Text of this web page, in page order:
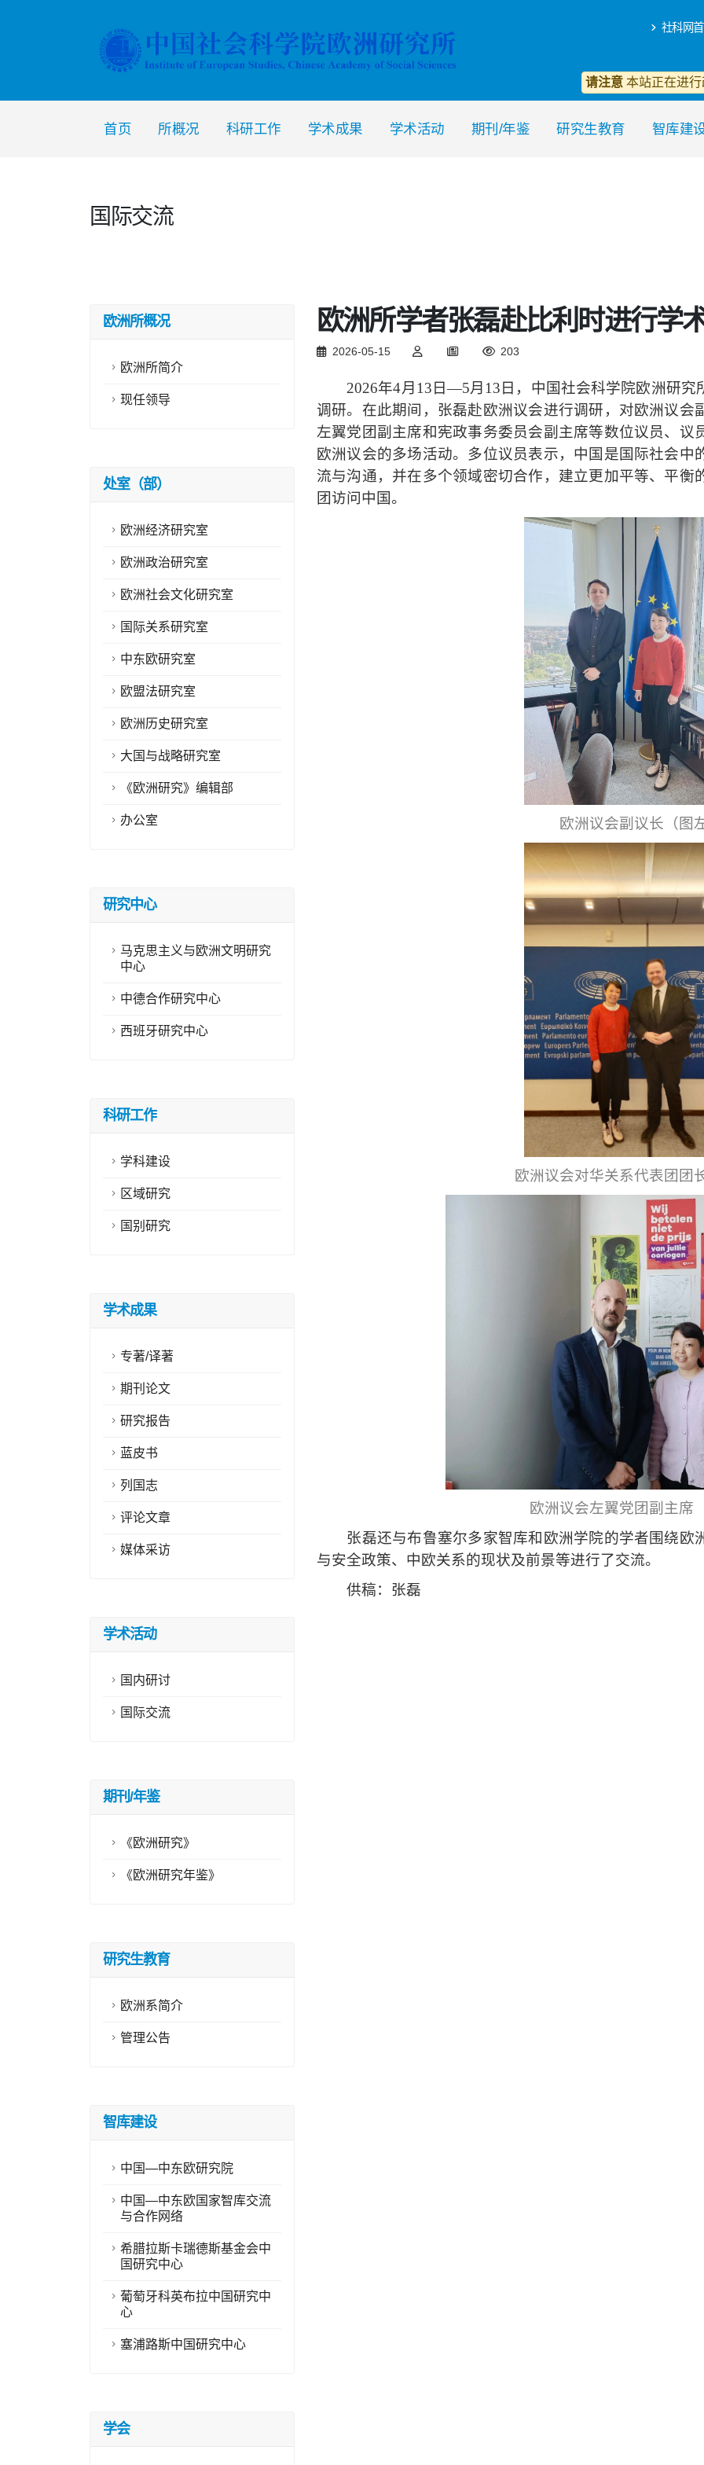
社科网
请注意 本站正在进
首页 所概况 科研工作 学术成果 学术活动 期刊/年鉴 研究生教育 智库建
国际交流
欧洲所概况
欧洲所简介
现任领导
处室（部）
欧洲经济研究室
欧洲政治研究室
欧洲社会文化研究室
国际关系研究室
中东欧研究室
欧盟法研究室
欧洲历史研究室
大国与战略研究室
《欧洲研究》编辑部
办公室
研究中心
马克思主义与欧洲文明研究
中心
中德合作研究中心
西班牙研究中心
科研工作
学科建设
区域研究
国别研究
学术成果
专著/译著
期刊论文
研究报告
蓝皮书
列国志
评论文章
媒体采访
学术活动
国内研讨
国际交流
期刊/年鉴
《欧洲研究》
《欧洲研究年鉴》
研究生教育
欧洲系简介
管理公告
智库建设
中国—中东欧研究院
中国—中东欧国家智库交流
与合作网络
希腊拉斯卡瑞德斯基金会中
国研究中心
葡萄牙科英布拉中国研究中
心
塞浦路斯中国研究中心
学会
欧洲所学者张磊赴比利时进行学
2026-05-15 203
2026年4月13日—5月13日，中国社会科学院欧洲研
调研。在此期间，张磊赴欧洲议会进行调研，对欧洲议会
左翼党团副主席和宪政事务委员会副主席等数位议员、
欧洲议会的多场活动。多位议员表示，中国是国际社会
流与沟通，并在多个领域密切合作，建立更加平等、平
团访问中国。
欧洲议会副议长（图
欧洲议会对华关系代表团团
欧洲议会左翼党团副主席
张磊还与布鲁塞尔多家智库和欧洲学院的学者围绕欧
与安全政策、中欧关系的现状及前景等进行了交流。
供稿：张磊